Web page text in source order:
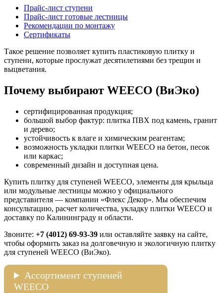
Прайс-лист ступени
Прайс-лист готовые лестницы
Рекомендации по монтажу
Сертификаты
Такое решение позволяет купить пластиковую плитку и
ступени, которые прослужат десятилетиями без трещин и
выцветания.
Почему выбирают WEECO (ВиЭко)
сертифицированная продукция;
большой выбор фактур: плитка ПВХ под камень, гранит
и дерево;
устойчивость к влаге и химическим реагентам;
возможность укладки плитки WEECO на бетон, песок
или каркас;
современный дизайн и доступная цена.
Купить плитку для ступеней WEECO, элементы для крыльца
или модульные лестницы можно у официального
представителя — компании «Флекс Декор». Мы обеспечим
консультацию, расчет количества, укладку плитки WEECO и
доставку по Калининграду и области.
Звоните: +7 (4012) 69-93-39 или оставляйте заявку на сайте,
чтобы оформить заказ на долговечную и экологичную плитку
для ступеней WEECO (ВиЭко).
Ассортимент ступеней
WEECO